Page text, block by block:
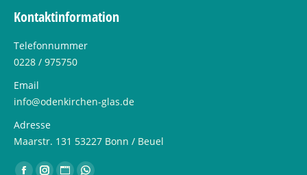
Kontaktinformation
Telefonnummer
0228 / 975750
Email
info@odenkirchen-glas.de
Adresse
Maarstr. 131 53227 Bonn / Beuel
Finden Sie uns auf: